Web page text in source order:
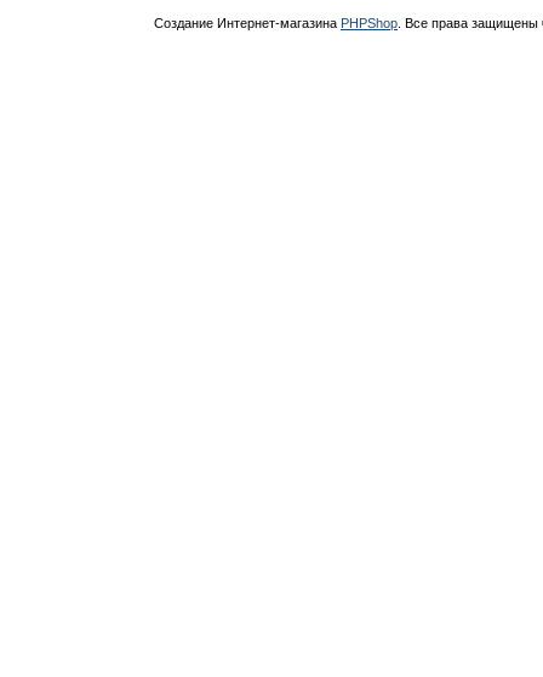
Создание Интернет-магазина PHPShop . Все права защищены